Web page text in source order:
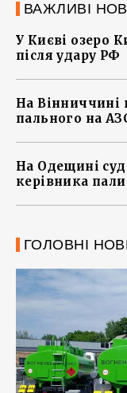
ВАЖЛИВІ
У Києві озеро
після удару РФ
На
пального на
На Одещині
керівника
ГОЛОВНІ